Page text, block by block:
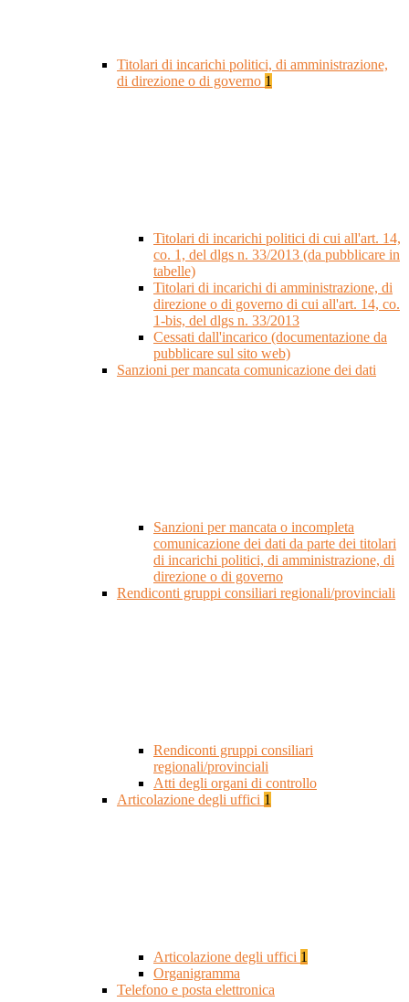
Titolari di incarichi politici, di amministrazione,
di direzione o di governo 1
Titolari di incarichi politici di cui all'art. 14,
co. 1, del dlgs n. 33/2013 (da pubblicare in
tabelle)
Titolari di incarichi di amministrazione, di
direzione o di governo di cui all'art. 14, co.
1-bis, del dlgs n. 33/2013
Cessati dall'incarico (documentazione da
pubblicare sul sito web)
Sanzioni per mancata comunicazione dei dati
Sanzioni per mancata o incompleta
comunicazione dei dati da parte dei titolari
di incarichi politici, di amministrazione, di
direzione o di governo
Rendiconti gruppi consiliari regionali/provinciali
Rendiconti gruppi consiliari
regionali/provinciali
Atti degli organi di controllo
Articolazione degli uffici 1
Articolazione degli uffici 1
Organigramma
Telefono e posta elettronica